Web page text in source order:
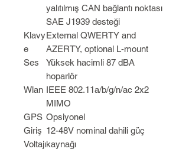
yalıtılmış CAN bağlantı noktası
SAE J1939 desteği
Klavy
e
External QWERTY and
AZERTY, optional L-mount
Ses
Yüksek hacimli 87 dBA
hoparlör
Wlan IEEE 802.11a/b/g/n/ac 2x2
MIMO
GPS Opsiyonel
Giriş
Voltajı
12-48V nominal dahili güç
kaynağı